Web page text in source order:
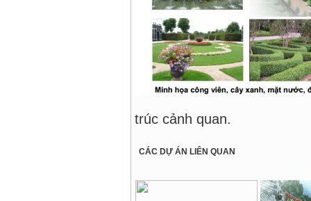
trúc cảnh quan.
CÁC DỰ ÁN LIÊN QUAN